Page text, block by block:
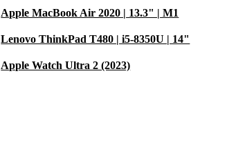
Apple MacBook Air 2020 | 13.3" | M1
Lenovo ThinkPad T480 | i5-8350U | 14"
Apple Watch Ultra 2 (2023)